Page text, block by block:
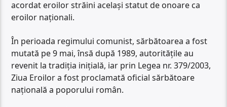
acordat eroilor străini același statut de onoare ca
eroilor naționali.
În perioada regimului comunist, sărbătoarea a fost
mutată pe 9 mai, însă după 1989, autoritățile au
revenit la tradiția inițială, iar prin Legea nr. 379/2003,
Ziua Eroilor a fost proclamată oficial sărbătoare
națională a poporului român.